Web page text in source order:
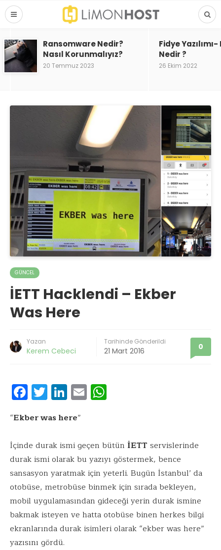
Ransomware Nedir?
Nasıl Korunmalıyız?
20 Temmuz 2023
Fidye
Nedir ?
26 Ekim 2022
GÜNCEL
İETT Hacklendi – Ekber
Was Here
Yazan
Kerem Cebeci
Tarihinde Gönderildi
21 Mart 2016 0
F
ac
e
b
o
o
k
T
w
it
te
r
Li
n
k
e
dI
n
E
m
l s
A
p
p
“Ekber was here”
İçinde durak ismi geçen bütün İETT servislerinde
durak ismi olarak bu yazıyı göstermek, bence
sansasyon yaratmak için yeterli. Bugün İstanbul’ da
otobüse, metrobüse binmek için sırada bekleyen,
mobil uygulamasından gideceği yerin durak ismine
bakmak isteyen ve hatta otobüse binen herkes bilgi
ekranlarında durak isimleri olarak “ekber was here”
yazısını gördü.